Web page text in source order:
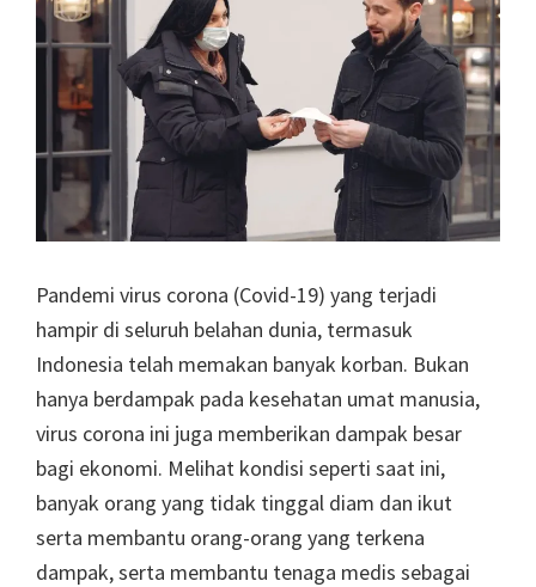
Pandemi virus corona (Covid-19) yang terjadi
hampir di seluruh belahan dunia, termasuk
Indonesia telah memakan banyak korban. Bukan
hanya berdampak pada kesehatan umat manusia,
virus corona ini juga memberikan dampak besar
bagi ekonomi. Melihat kondisi seperti saat ini,
banyak orang yang tidak tinggal diam dan ikut
serta membantu orang-orang yang terkena
dampak, serta membantu tenaga medis sebagai